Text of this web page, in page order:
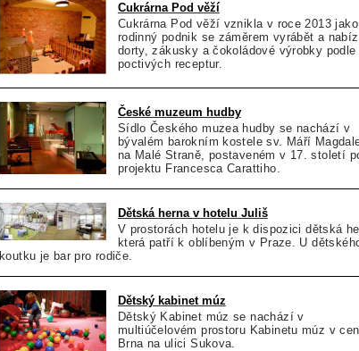
Cukrárna Pod věží
Cukrárna Pod věží vznikla v roce 2013 jako
rodinný podnik se záměrem vyrábět a
dorty, zákusky a čokoládové výrobky podle
poctivých receptur.
České muzeum hudby
Sídlo Českého muzea hudby se nachází v
bývalém barokním kostele sv. Máří
na Malé Straně, postaveném v 17. století
projektu Francesca Carattiho.
Dětská herna v hotelu Juliš
V prostorách hotelu je k dispozici dětská
která patří k oblíbeným v Praze. U
koutku je bar pro rodiče.
Dětský kabinet múz
Dětský Kabinet múz se nachází v
multiúčelovém prostoru Kabinetu múz v
Brna na ulici Sukova.